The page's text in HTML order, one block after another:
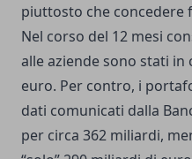
piuttosto che concedere
Nel corso del 12 mesi
alle aziende sono stati in
euro. Per contro, i
dati comunicati dalla
per circa 362 miliardi,